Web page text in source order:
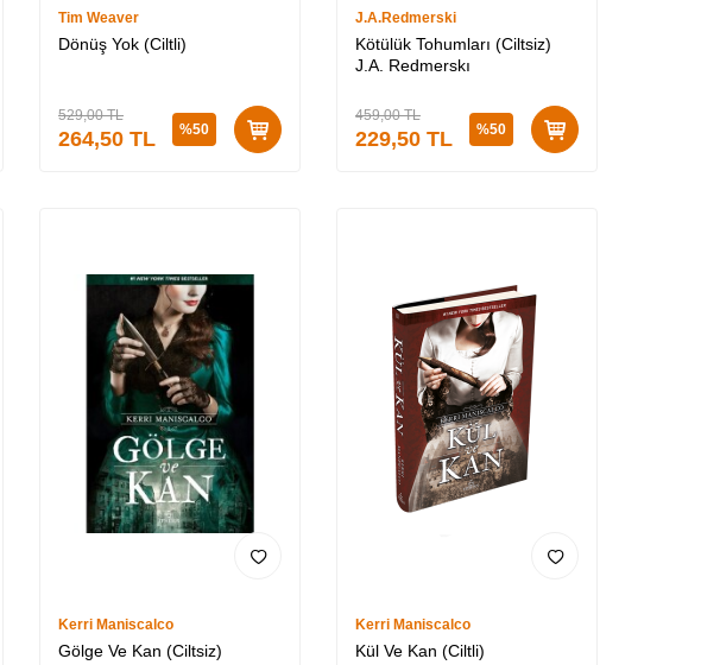
Tim Weaver
Dönüş Yok (Ciltli)
529,00TL
264,50 TL %50
J.A.Redmerski
Kötülük Tohumları (Ciltsiz)
J.A. Redmerskı
459,00TL
229,50 TL %50
Kerri Maniscalco
Gölge Ve Kan (Ciltsiz)
Kerri Maniscalco
Kül Ve Kan (Ciltli)